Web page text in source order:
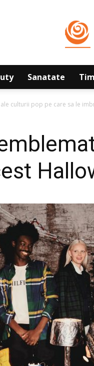
Sanatate
culturii pop pe care sa le